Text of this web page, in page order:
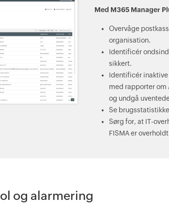
Med M365 Manager
Overvåge
organisation.
Identificér
sikkert.
Identificér
med rapporter om
og undgå
Se
Sørg for, at IT-
FISMA er
og alarmering